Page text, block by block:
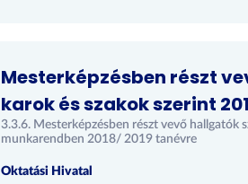
Mesterképzésben részt
karok és szakok szerint
3.3.6. Mesterképzésben részt vevő hallgatók
munkarendben 2018/ 2019 tanévre
Oktatási Hivatal